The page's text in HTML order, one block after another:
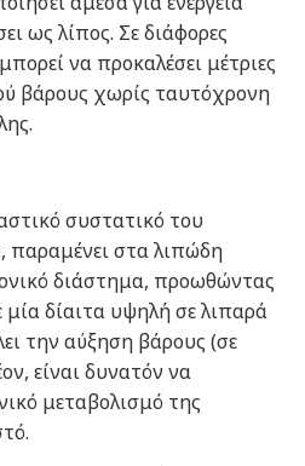
ως λίπος. Σε διάφορες
να προκαλέσει μέτριες
βάρους χωρίς ταυτόχρονη
συστατικό του
παραμένει στα λιπώδη
διάστημα, προωθώντας
δίαιτα υψηλή σε λιπαρά
την αύξηση βάρους (σε
είναι δυνατόν να
μεταβολισμό της